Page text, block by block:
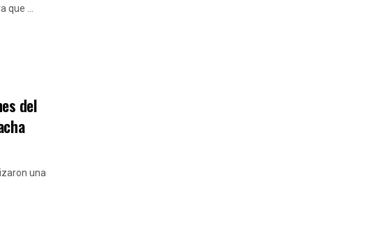
que ...
del
una